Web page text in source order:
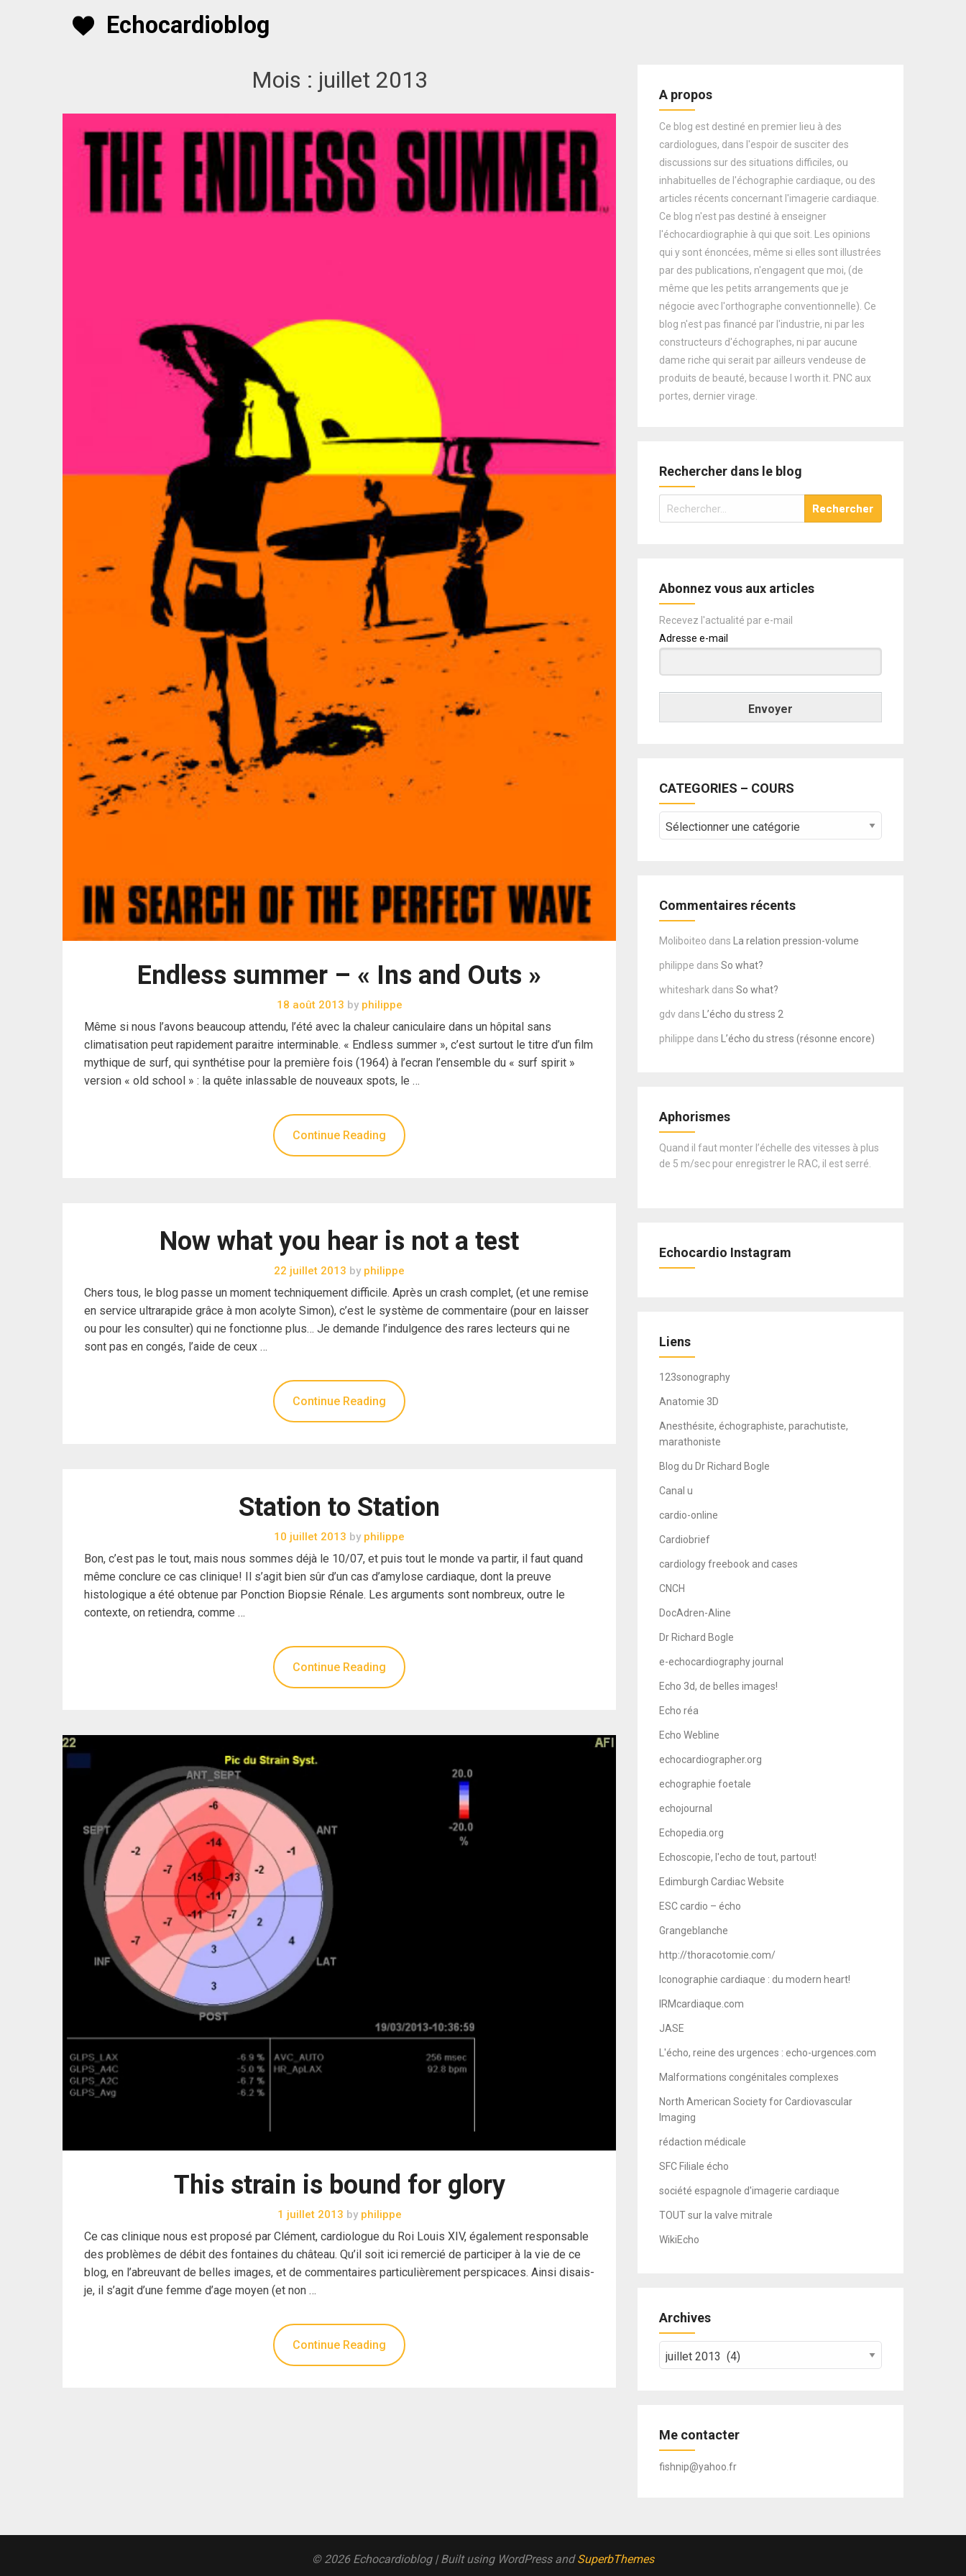
Echocardioblog
Mois : juillet 2013
Endless summer – « Ins and Outs »
18 août 2013 byphilippe
Même si nous l’avons beaucoup attendu, l’été avec la chaleur caniculaire dans un hôpital sans
climatisation peut rapidement paraitre interminable. « Endless summer », c’est surtout le titre d’un film
mythique de surf, qui synthétise pour la première fois (1964) à l’ecran l’ensemble du « surf spirit »
version « old school » : la quête inlassable de nouveaux spots, le …
Continue Reading
Now what you hear is not a test
22 juillet 2013 by philippe
Chers tous, le blog passe un moment techniquement difficile. Après un crash complet, (et une remise
en service ultrarapide grâce à mon acolyte Simon), c’est le système de commentaire (pour en laisser
ou pour les consulter) qui ne fonctionne plus… Je demande l’indulgence des rares lecteurs qui ne
sont pas en congés, l’aide de ceux …
Continue Reading
Station to Station
10 juillet 2013 by philippe
Bon, c’est pas le tout, mais nous sommes déjà le 10/07, et puis tout le monde va partir, il faut quand
même conclure ce cas clinique! Il s’agit bien sûr d’un cas d’amylose cardiaque, dont la preuve
histologique a été obtenue par Ponction Biopsie Rénale. Les arguments sont nombreux, outre le
contexte, on retiendra, comme …
Continue Reading
This strain is bound for glory
1 juillet 2013 byphilippe
Ce cas clinique nous est proposé par Clément, cardiologue du Roi Louis XIV, également responsable
des problèmes de débit des fontaines du château. Qu’il soit ici remercié de participer à la vie de ce
blog, en l’abreuvant de belles images, et de commentaires particulièrement perspicaces. Ainsi disais-
je, il s’agit d’une femme d’age moyen (et non …
Continue Reading
A propos
Ce blog est destiné en premier lieu à des
cardiologues, dans l'espoir de susciter des
discussions sur des situations difficiles, ou
inhabituelles de l'échographie cardiaque, ou des
articles récents concernant l'imagerie cardiaque.
Ce blog n'est pas destiné à enseigner
l'échocardiographie à qui que soit. Les opinions
qui y sont énoncées, même si elles sont illustrées
par des publications, n'engagent que moi, (de
même que les petits arrangements que je
négocie avec l'orthographe conventionnelle). Ce
blog n'est pas financé par l'industrie, ni par les
constructeurs d'échographes, ni par aucune
dame riche qui serait par ailleurs vendeuse de
produits de beauté, because I worth it. PNC aux
portes, dernier virage.
Rechercher dans le blog
Rechercher :
Abonnez vous aux articles
Recevez l'actualité par e-mail
Adresse e-mail
Envoyer
CATEGORIES – COURS
–
Commentaires récents
Moliboiteo dans La relation pression-volume
philippe dansSo what?
whiteshark dansSo what?
gdv dans L’écho du stress 2
philippe dans L’écho du stress (résonne encore)
Aphorismes
Quand il faut monter l’échelle des vitesses à plus
de 5 m/sec pour enregistrer le RAC, il est serré.
Echocardio Instagram
Liens
123sonography
Anatomie 3D
Anesthésite, échographiste, parachutiste,
marathoniste
Blog du Dr Richard Bogle
Canal u
cardio-online
Cardiobrief
cardiology freebook and cases
CNCH
DocAdren-Aline
Dr Richard Bogle
e-echocardiography journal
Echo 3d, de belles images!
Echo réa
Echo Webline
echocardiographer.org
echographie foetale
echojournal
Echopedia.org
Echoscopie, l'echo de tout, partout!
Edimburgh Cardiac Website
ESC cardio – écho
Grangeblanche
http://thoracotomie.com/
Iconographie cardiaque : du modern heart!
IRMcardiaque.com
JASE
L'écho, reine des urgences : echo-urgences.com
Malformations congénitales complexes
North American Society for Cardiovascular
Imaging
rédaction médicale
SFC Filiale écho
société espagnole d'imagerie cardiaque
TOUT sur la valve mitrale
WikiEcho
Archives
Me contacter
fishnip@yahoo.fr
© 2026 Echocardioblog | Built using WordPress andSuperbThemes